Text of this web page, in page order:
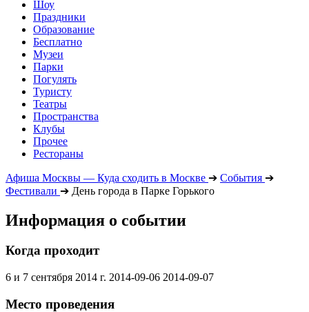
Шоу
Праздники
Образование
Бесплатно
Музеи
Парки
Погулять
Туристу
Театры
Пространства
Клубы
Прочее
Рестораны
Афиша Москвы — Куда сходить в Москве ➔ События ➔
Фестивали ➔ День города в Парке Горького
Информация о событии
Когда проходит
6 и 7 сентября 2014 г. 2014-09-06 2014-09-07
Место проведения